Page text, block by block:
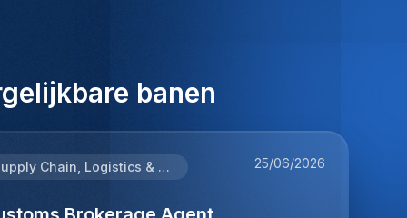
banen
Supply Chain, Logistics & Procurement 25/06/2026